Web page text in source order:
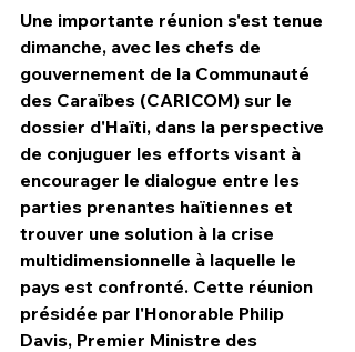
HPN Live
Une importante réunion s'est tenue
dimanche, avec les chefs de
gouvernement de la Communauté
des Caraïbes (CARICOM) sur le
dossier d'Haïti, dans la perspective
de conjuguer les efforts visant à
encourager le dialogue entre les
parties prenantes haïtiennes et
trouver une solution à la crise
multidimensionnelle à laquelle le
pays est confronté. Cette réunion
présidée par l'Honorable Philip
Davis, Premier Ministre des